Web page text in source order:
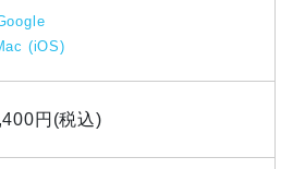
(iOS)
円(税込)